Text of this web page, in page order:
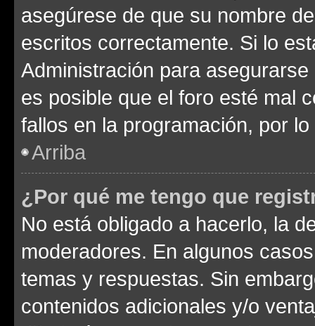
asegúrese de que su nombre
escritos correctamente. Si lo
Administración para
es posible que el foro esté mal
fallos en la programación, por
Arriba
¿Por qué me tengo que
No está obligado a hacerlo, la
moderadores. En algunos
temas y respuestas. Sin
contenidos adicionales y/o